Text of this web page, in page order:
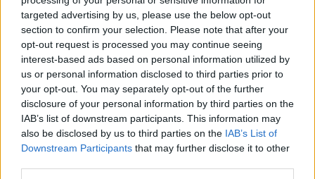
targeted advertising by us, please use the below opt-out
section to confirm your selection. Please note that after your
opt-out request is processed you may continue seeing
interest-based ads based on personal information utilized by
us or personal information disclosed to third parties prior to
your opt-out. You may separately opt-out of the further
disclosure of your personal information by third parties on the
IAB’s list of downstream participants. This information may
also be disclosed by us to third parties on the IAB’s List of
Downstream Participants that may further disclose it to other
Νοσοκομείο Χανίων: 13χρονη διεκομίσθη με
συμπτώματα οξείας μέθης